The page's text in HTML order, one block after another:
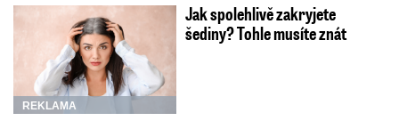
REKLAMA
Jak spolehlivě zakryjete
šediny? Tohle musíte znát